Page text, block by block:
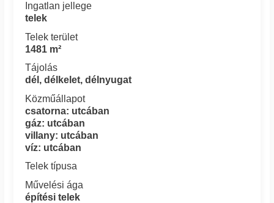
Ingatlan jellege
telek
Telek terület
1481 m²
Tájolás
dél, délkelet, délnyugat
Közműállapot
csatorna: utcában
gáz: utcában
villany: utcában
víz: utcában
Telek típusa
Művelési ága
építési telek